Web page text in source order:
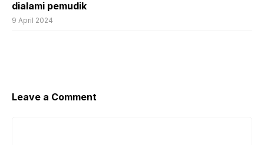
dialami pemudik
9 April 2024
Leave a Comment